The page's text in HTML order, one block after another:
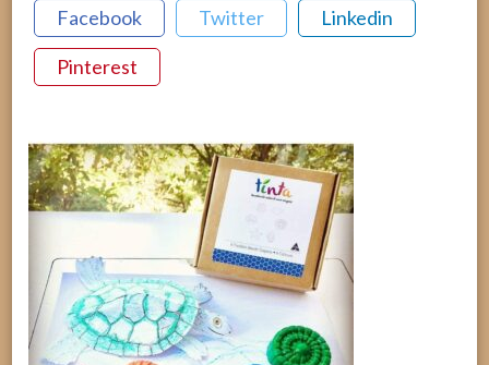
Facebook Twitter Linkedin
Pinterest